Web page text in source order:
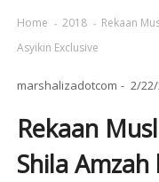
Home 2018
Rekaan
Asyikin Exclusive
marshalizadotcom 2/22/
Rekaan
Shila